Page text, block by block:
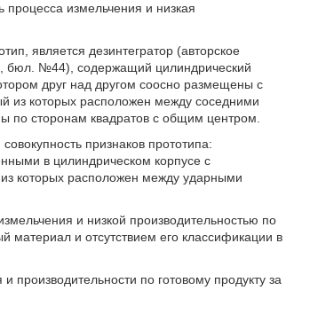
процесса измельчения и низкая
является дезинтегратор (авторское
бюл. №44), содержащий цилиндрический
друг над другом соосно размещены с
из которых расположен между соседними
по сторонам квадратов с общим центром.
признаков прототипа:
в цилиндрическом корпусе с
которых расположен между ударными
и низкой производительностью по
материал и отсутствием его классификации в
по готовому продукту за